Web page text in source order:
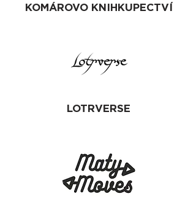
KOMÁROVO KNIHKUPECTVÍ
LOTRVERSE